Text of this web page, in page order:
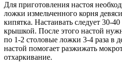
Для приготовления настоя
ложки измельченного корня
кипятка. Настаивать следует 30-
крышкой. После этого настой
по 1-2 столовые ложки 3-4 раза в
настой помогает разжижать
отхаркивание.